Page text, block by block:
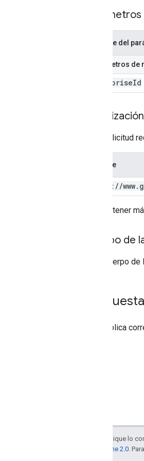
Parámetros
Nombre del
Parámetros de
enterpriseId
Autorización
Esta solicitud
Alcance
https: //www.
Para obtener
Cuerpo de
En el cuerpo
Respuesta
Si se aplica
Salvo que se indique lo
licencia Apache 2.0 .